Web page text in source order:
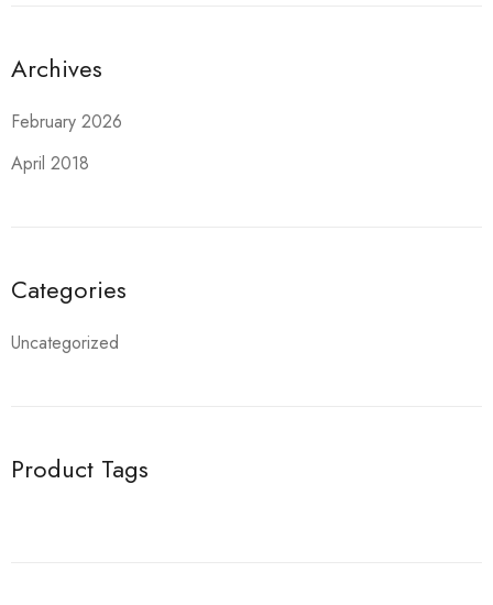
Archives
February 2026
April 2018
Categories
Uncategorized
Product Tags